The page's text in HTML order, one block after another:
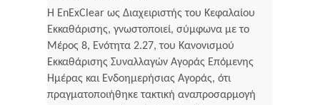
Η EnExClear ως Διαχειριστής του Κεφαλαίου
Εκκαθάρισης, γνωστοποιεί, σύμφωνα με το
Μέρος 8, Ενότητα 2.27, του Κανονισμού
Εκκαθάρισης Συναλλαγών Αγοράς Επόμενης
Ημέρας και Ενδοημερήσιας Αγοράς, ότι
πραγματοποιήθηκε τακτική αναπροσαρμογή